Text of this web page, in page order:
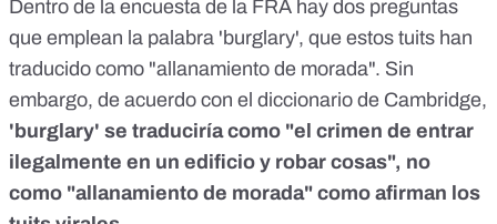
Dentro de la encuesta de la FRA hay dos preguntas
que emplean la palabra 'burglary', que estos tuits han
traducido como "allanamiento de morada". Sin
embargo, de acuerdo con el diccionario de Cambridge,
'burglary' se traduciría como "el crimen de entrar
ilegalmente en un edificio y robar cosas", no
como "allanamiento de morada" como afirman los